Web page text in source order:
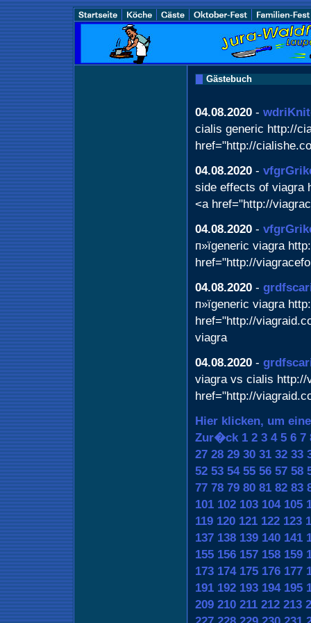
Gästebuch
04.08.2020 -
cialis generic http://
href="http://
04.08.2020 -
side effects of viagra
<a href="http://
04.08.2020 -
п»їgeneric viagra
href="http://
04.08.2020 -
п»їgeneric viagra
href="http://
viagra
04.08.2020 -
viagra vs cialis http://
href="http://
Hier klicken, um
Zur�ck 1 2 3 4 5 6 7
27 28 29 30 31 32 33
52 53 54 55 56 57 58
77 78 79 80 81 82 83
101 102 103 104 105
119 120 121 122 123
137 138 139 140 141
155 156 157 158 159
173 174 175 176 177
191 192 193 194 195
209 210 211 212 213